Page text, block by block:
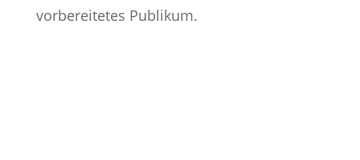
vorbereitetes Publikum.